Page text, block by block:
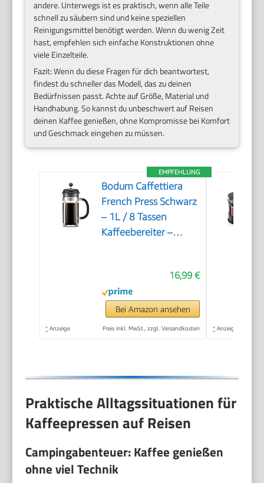
andere. Unterwegs ist es praktisch, wenn alle Teile
schnell zu säubern sind und keine speziellen
Reinigungsmittel benötigt werden. Wenn du wenig Zeit
hast, empfehlen sich einfache Konstruktionen ohne
viele Einzelteile.
Fazit: Wenn du diese Fragen für dich beantwortest,
findest du schneller das Modell, das zu deinen
Bedürfnissen passt. Achte auf Größe, Material und
Handhabung. So kannst du unbeschwert auf Reisen
deinen Kaffee genießen, ohne Kompromisse bei Komfort
und Geschmack eingehen zu müssen.
EMPFEHLUNG
Bodum Caffettiera
French Press Schwarz
– 1L / 8 Tassen
Kaffeebereiter –
spülmaschinenfest –
Hergestellt in
Portugal
16,99 €
Bei Amazon ansehen
* Anzeige Preis inkl. MwSt., zzgl. Versandkosten * Anzeige
Praktische Alltagssituationen für
Kaffeepressen auf Reisen
Campingabenteuer: Kaffee genießen
ohne viel Technik